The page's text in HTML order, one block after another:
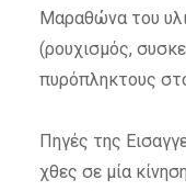
Μαραθώνα του
(ρουχισμός,
πυρόπληκτους
Πηγές της
χθες σε μία